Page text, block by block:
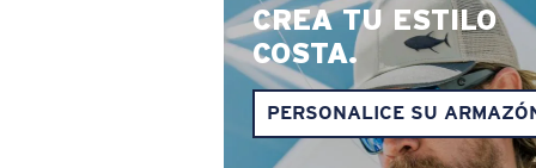
CREA TU ESTILO
COSTA.
PERSONALICE SU